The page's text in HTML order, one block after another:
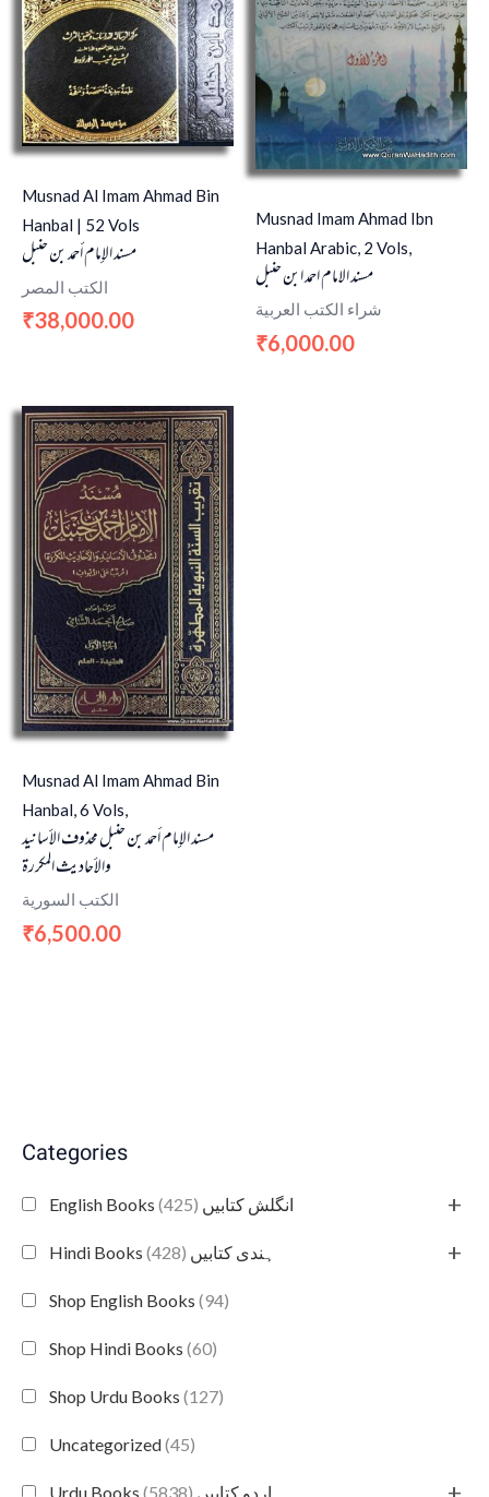
Categories
English Books انگلش کتابیں (425) +
Hindi Books ہندی کتابیں (428) +
Shop English Books (94)
Shop Hindi Books (60)
Shop Urdu Books (127)
Uncategorized(45)
Urdu Books اردو کتابیں (5838)
Musnad Al Imam Ahmad Bin
Hanbal | 52 Vols
مسند الإمام أحمد بن حنبل
الكتب المصر
₹38,000.00
Musnad Imam Ahmad Ibn
Hanbal Arabic, 2 Vols,
مسند الامام احمد ابن حنبل
شراء الكتب العربية
₹6,000.00
Musnad Al Imam Ahmad Bin
Hanbal, 6 Vols,
مسند الإمام أحمد بن حنبل محذوف الأسانيد
والأحاديث المكررة
الكتب السورية
₹6,500.00